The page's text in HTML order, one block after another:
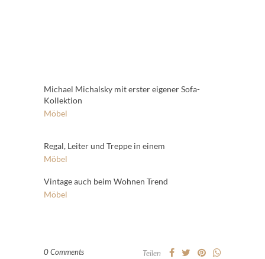
Michael Michalsky mit erster eigener Sofa-
Kollektion
Möbel
Regal, Leiter und Treppe in einem
Möbel
Vintage auch beim Wohnen Trend
Möbel
0 Comments Teilen